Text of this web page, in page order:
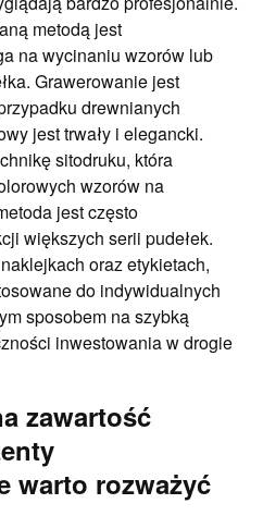
metodą jest
na wycinaniu wzorów lub
Grawerowanie jest
drewnianych
jest trwały i elegancki.
sitodruku, która
wzorów na
jest często
większych serii pudełek.
oraz etykietach,
do indywidualnych
sposobem na szybką
inwestowania w drogie
zawartość
warto rozważyć